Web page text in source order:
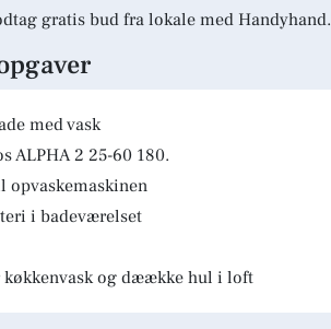
gratis bud fra lokale med Handyhand.
med vask
ALPHA 2 25-60 180.
i badeværelset
og dæække hul i loft